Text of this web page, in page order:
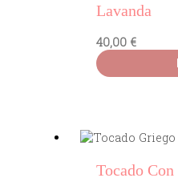
Lavanda
40,00 €
Tocado